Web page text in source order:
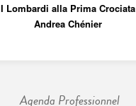
I Lombardi alla Prima Crociata
Andrea Chénier
Agenda Professionnel